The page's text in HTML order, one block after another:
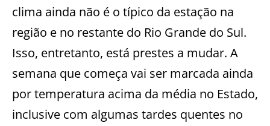
clima ainda não é o típico da estação na
região e no restante do Rio Grande do Sul.
Isso, entretanto, está prestes a mudar. A
semana que começa vai ser marcada ainda
por temperatura acima da média no Estado,
inclusive com algumas tardes quentes no